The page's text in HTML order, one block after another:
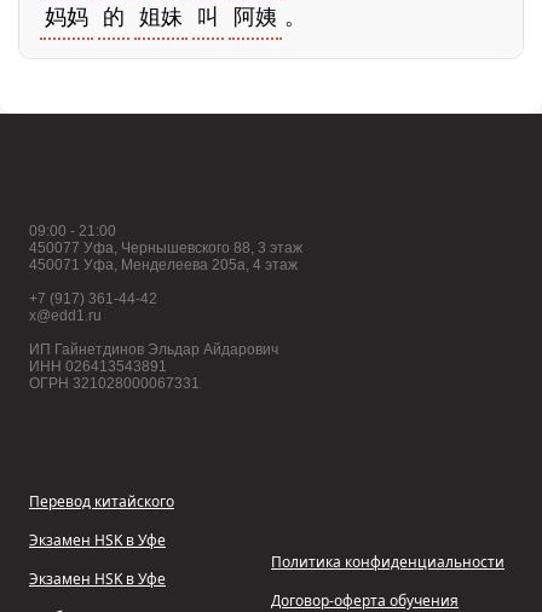
妈妈 的 姐妹 叫 阿姨 。
09:00 - 21:00
450077 Уфа, Чернышевского 88, 3 этаж
450071 Уфа, Менделеева 205а, 4 этаж
+7 (917) 361-44-42
x@edd1.ru
ИП Гайнетдинов Эльдар Айдарович
ИНН 026413543891
ОГРН 321028000067331
Перевод китайского
Экзамен HSK в Уфе
Экзамен HSK в Уфе
Политика конфиденциальности
Договор-оферта обучения